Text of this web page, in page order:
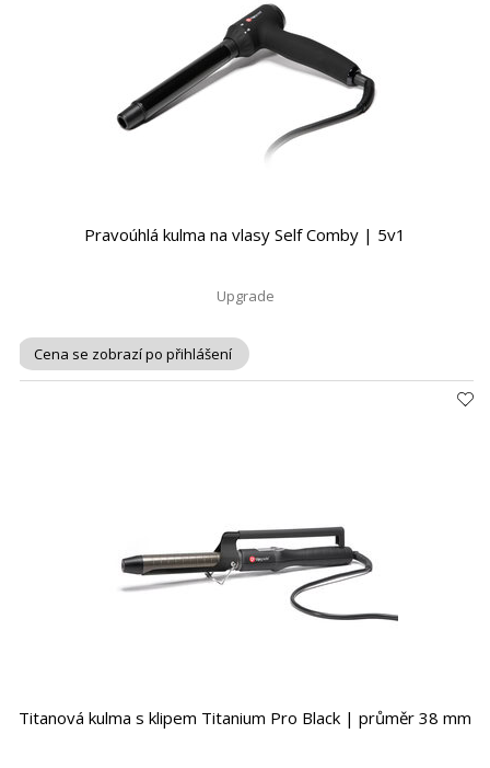
Pravoúhlá kulma na vlasy Self Comby | 5v1
Upgrade
Cena se zobrazí po přihlášení
Titanová kulma s klipem Titanium Pro Black | průměr 38 mm